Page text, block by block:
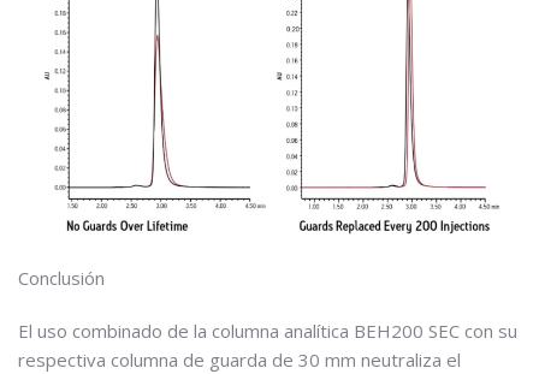
Conclusión
El uso combinado de la columna analítica BEH200 SEC con su
respectiva columna de guarda de 30 mm neutraliza el